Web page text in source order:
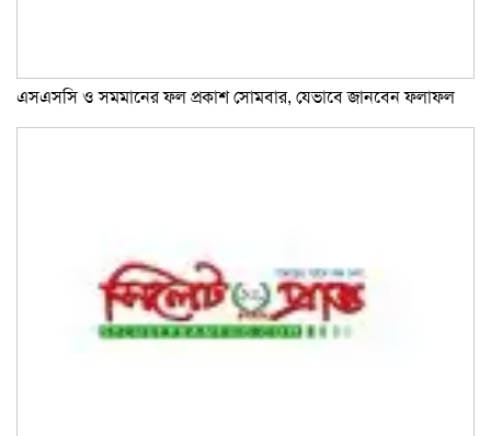
এসএসসি ও সমমানের ফল প্রকাশ সোমবার, যেভাবে জানবেন ফলাফল